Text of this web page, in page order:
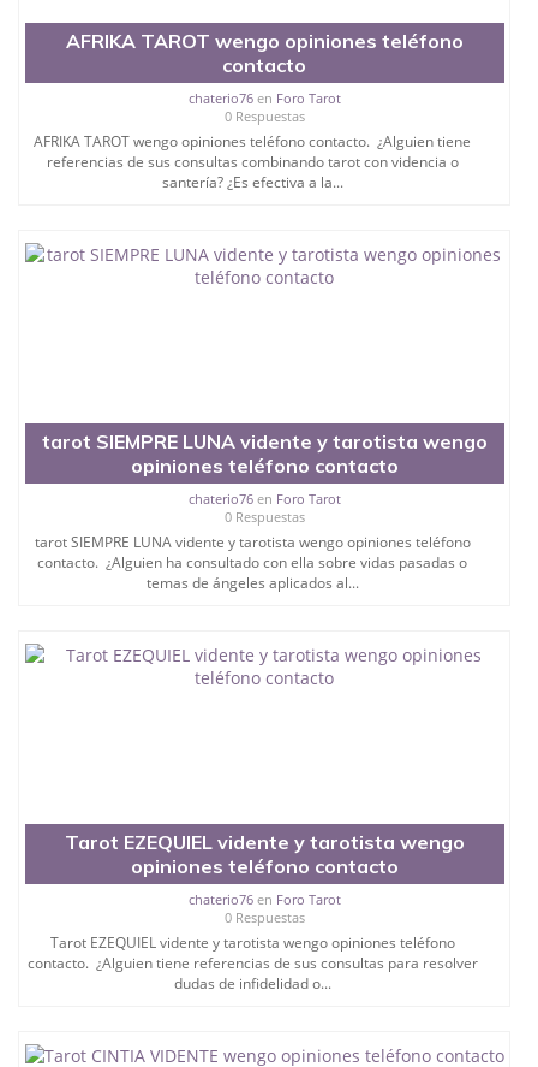
AFRIKA TAROT wengo opiniones teléfono
contacto
chaterio76en Foro Tarot
0 Respuestas
AFRIKA TAROT wengo opiniones teléfono contacto. ¿Alguien tiene
referencias de sus consultas combinando tarot con videncia o
santería? ¿Es efectiva a la...
tarot SIEMPRE LUNA vidente y tarotista wengo
opiniones teléfono contacto
chaterio76en Foro Tarot
0 Respuestas
tarot SIEMPRE LUNA vidente y tarotista wengo opiniones teléfono
contacto. ¿Alguien ha consultado con ella sobre vidas pasadas o
temas de ángeles aplicados al...
Tarot EZEQUIEL vidente y tarotista wengo
opiniones teléfono contacto
chaterio76en Foro Tarot
0 Respuestas
Tarot EZEQUIEL vidente y tarotista wengo opiniones teléfono
contacto. ¿Alguien tiene referencias de sus consultas para resolver
dudas de infidelidad o...